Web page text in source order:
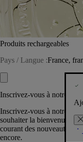
Produits rechargeables
Pays / Langue :France,
Inscrivez-vous à notre
Inscrivez-vous à notre
souhaiter la bienvenue
courant des nouveautés,
encore.